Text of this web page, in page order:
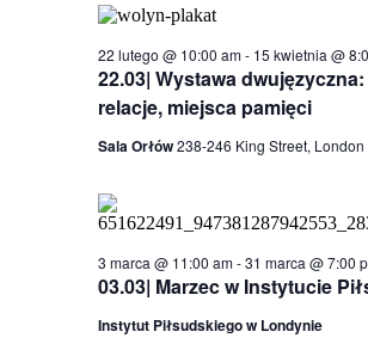
22.03| Wystawa
relacje, miejsca pamięci
22 lutego @ 10:00 am- 15 kwietnia @
Sala Orłów238-246 King Street, London
03.03| Marzec w Instytucie
3 marca @ 11:00 am-31 marca @ 7:00
Instytut Piłsudskiego w Londynie